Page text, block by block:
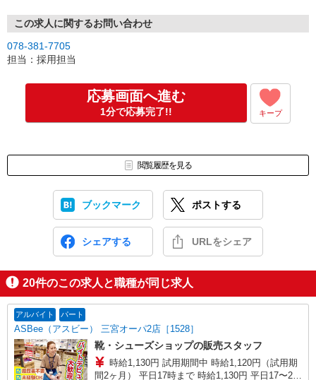
この求人に関するお問い合わせ
078-381-7705
担当：採用担当
応募画面へ進む
1分で応募完了!! キープ
閲覧履歴を見る
ブックマーク ポストする
シェアする URLをシェア
20件のこの求人と職種が同じ求人
アルバイト パート
ASBee（アスビー） 三宮オーパ2店［1528］
靴・シューズショップの販売スタッフ
時給1,130円 試用期間中 時給1,120円（試用期
間2ヶ月） 平日17時まで 時給1,130円 平日17〜20